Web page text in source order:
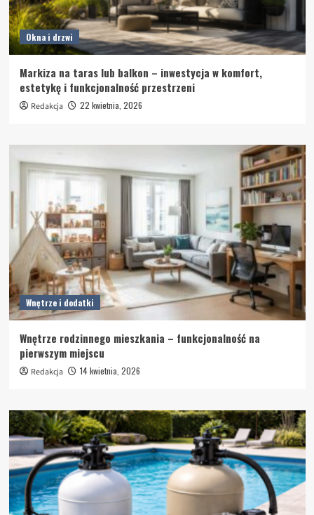
Okna i drzwi
Markiza na taras lub balkon – inwestycja w komfort,
estetykę i funkcjonalność przestrzeni
Redakcja 22 kwietnia, 2026
Wnętrze i dodatki
Wnętrze rodzinnego mieszkania – funkcjonalność na
pierwszym miejscu
Redakcja 14 kwietnia, 2026